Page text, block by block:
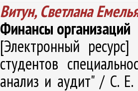
Витун, Светлана
Финансы организаций
[Электронный
студентов
анализ и аудит" / С. Е.